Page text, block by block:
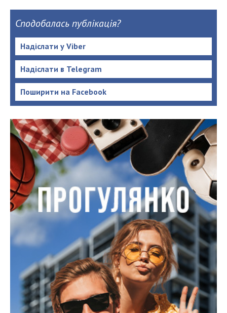
Сподобалась публікація?
Надіслати у Viber
Надіслати в Telegram
Поширити на Facebook